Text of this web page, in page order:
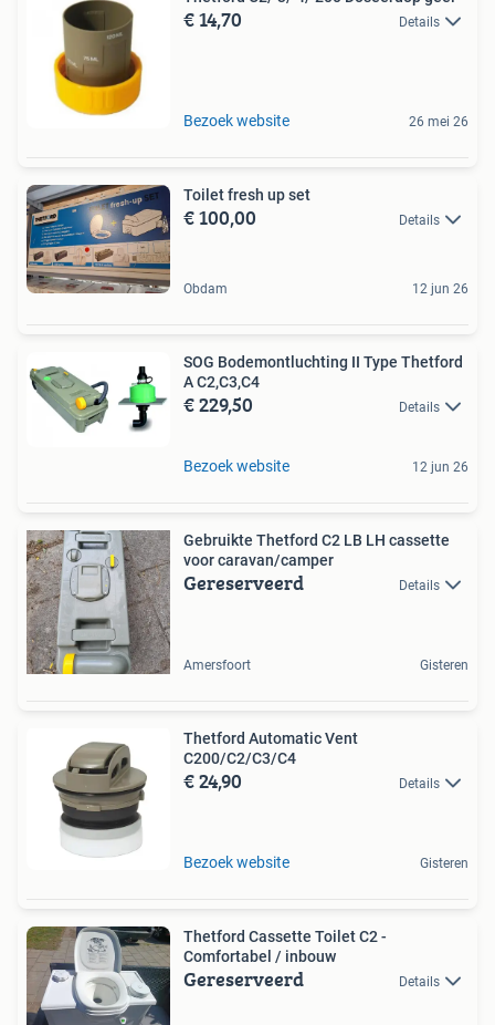
€ 14,70 Details
Bezoek website 26 mei 26
Toilet fresh up set
€ 100,00 Details
Obdam 12 jun 26
SOG Bodemontluchting II Type Thetford
A C2,C3,C4
€ 229,50 Details
Bezoek website 12 jun 26
Gebruikte Thetford C2 LB LH cassette
voor caravan/camper
Gereserveerd Details
Amersfoort Gisteren
Thetford Automatic Vent
C200/C2/C3/C4
€ 24,90 Details
Bezoek website Gisteren
Thetford Cassette Toilet C2 -
Comfortabel / inbouw
Gereserveerd Details